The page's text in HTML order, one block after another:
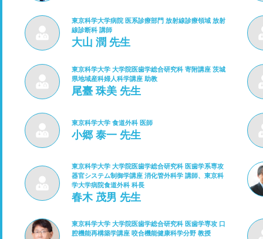
東京科学大学病院 医系診療部門 放射線診療領域 放射
線診断科 講師
大山 潤 先生
東京科学大学 大学院医歯学総合研究科 寄附講座 茨城
県地域産科婦人科学講座 助教
尾臺 珠美 先生
東京科学大学 食道外科 医師
小郷 泰一 先生
東京科学大学 大学院医歯学総合研究科 医歯学系専攻
器官システム制御学講座 消化管外科学 講師、東京科
学大学病院食道外科 科長
春木 茂男 先生
東京科学大学 大学院医歯学総合研究科 医歯学専攻 口
腔機能再構築学講座 咬合機能健康科学分野 教授